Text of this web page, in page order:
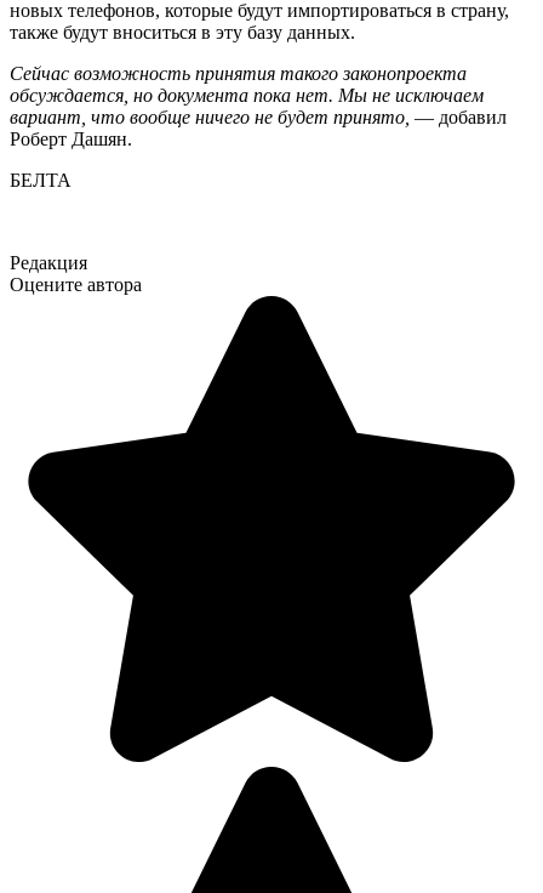
новых телефонов, которые будут импортироваться в страну,
также будут вноситься в эту базу данных.
Сейчас возможность принятия такого законопроекта
обсуждается, но документа пока нет. Мы не исключаем
вариант, что вообще ничего не будет принято, — добавил
Роберт Дашян.
БЕЛТА
Редакция
Оцените автора